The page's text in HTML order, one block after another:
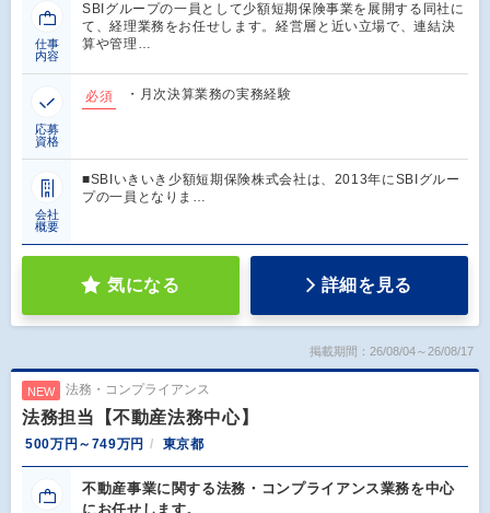
仕事
内容
SBIグループの一員として少額短期保険事業を展開する同社に
て、経理業務をお任せします。経営層と近い立場で、連結決
算や管理…
応募
資格
必須 ・月次決算業務の実務経験
会社
概要
■SBIいきいき少額短期保険株式会社は、2013年にSBIグルー
プの一員となりま…
気になる 詳細を見る
掲載期間：26/08/04～26/08/17
NEW 法務・コンプライアンス
法務担当【不動産法務中心】
500万円～749万円 東京都
不動産事業に関する法務・コンプライアンス業務を中心
にお任せします。